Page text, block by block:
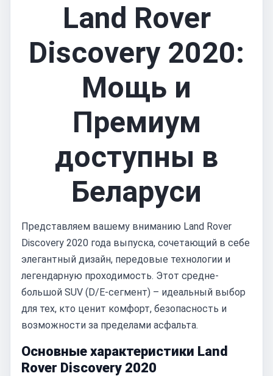
Land Rover
Discovery 2020:
Мощь и
Премиум
доступны в
Беларуси
Представляем вашему вниманию Land Rover
Discovery 2020 года выпуска, сочетающий в себе
элегантный дизайн, передовые технологии и
легендарную проходимость. Этот средне-
большой SUV (D/E-сегмент) – идеальный выбор
для тех, кто ценит комфорт, безопасность и
возможности за пределами асфальта.
Основные характеристики Land
Rover Discovery 2020